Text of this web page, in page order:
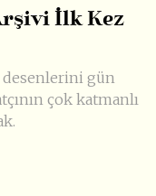
İlk Kez
desenlerini gün
çok katmanlı